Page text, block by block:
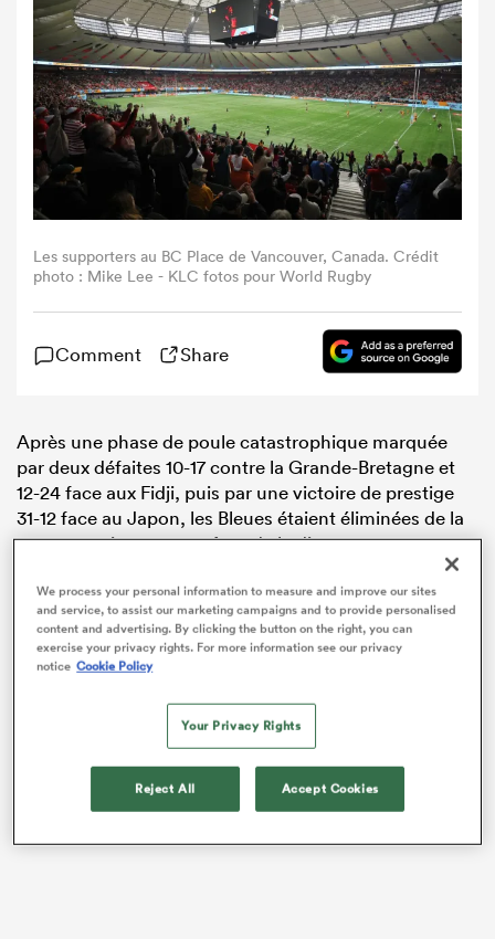
Les supporters au BC Place de Vancouver, Canada. Crédit
photo : Mike Lee - KLC fotos pour World Rugby
Comment Share
Après une phase de poule catastrophique marquée
par deux défaites 10-17 contre la Grande-Bretagne et
12-24 face aux Fidji, puis par une victoire de prestige
31-12 face au Japon, les Bleues étaient éliminées de la
course au titre avant même de la disputer.
We process your personal information to measure and improve our sites
and service, to assist our marketing campaigns and to provide personalised
content and advertising. By clicking the button on the right, you can
exercise your privacy rights. For more information see our privacy
notice Cookie Policy
Your Privacy Rights
Reject All Accept Cookies